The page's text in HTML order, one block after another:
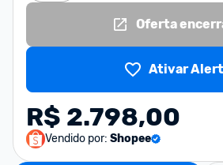
Oferta
Ativar
R$ 2.798,00
Vendido por: Shopee